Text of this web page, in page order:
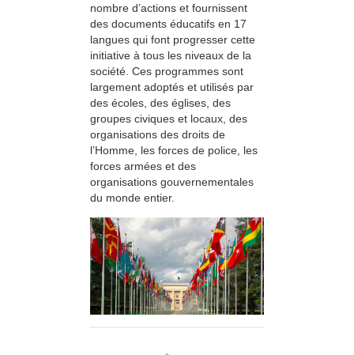
nombre d’actions et fournissent
des documents éducatifs en 17
langues qui font progresser cette
initiative à tous les niveaux de la
société. Ces programmes sont
largement adoptés et utilisés par
des écoles, des églises, des
groupes civiques et locaux, des
organisations des droits de
l’Homme, les forces de police, les
forces armées et des
organisations gouvernementales
du monde entier.